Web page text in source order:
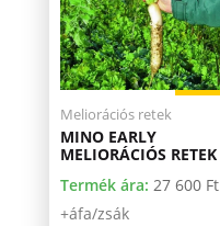
Meliorációs retek
MINO EARLY
MELIORÁCIÓS RETEK
Termék ára: 27 600 Ft
+áfa/zsák